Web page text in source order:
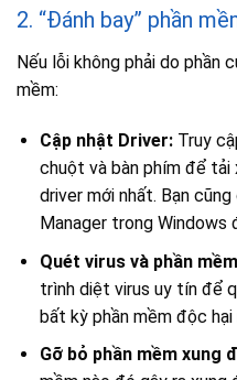
2. “Đánh bay” phần
Nếu lỗi không phải do phần
mềm:
Cập nhật Driver:Truy
chuột và bàn phím để tải
driver mới nhất. Bạn
Manager trong
Quét virus và phần
trình diệt virus uy tín để
bất kỳ phần mềm độc
Gỡ bỏ phần mềm xung